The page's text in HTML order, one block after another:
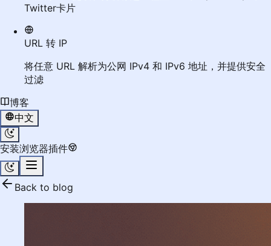
Twitter卡片
URL 转 IP
将任意 URL 解析为公网 IPv4 和 IPv6 地址，并提供安全
过滤
博客
中文
安装浏览器插件
Back to blog